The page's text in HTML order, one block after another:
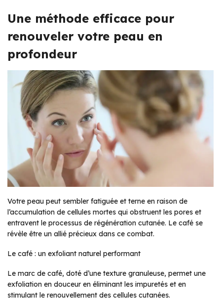
Une méthode efficace pour
renouveler votre peau en
profondeur
Votre peau peut sembler fatiguée et terne en raison de
l’accumulation de cellules mortes qui obstruent les pores et
entravent le processus de régénération cutanée. Le café se
révèle être un allié précieux dans ce combat.
Le café : un exfoliant naturel performant
Le marc de café, doté d’une texture granuleuse, permet une
exfoliation en douceur en éliminant les impuretés et en
stimulant le renouvellement des cellules cutanées.